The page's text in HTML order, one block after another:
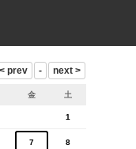
金 土
1
7 8